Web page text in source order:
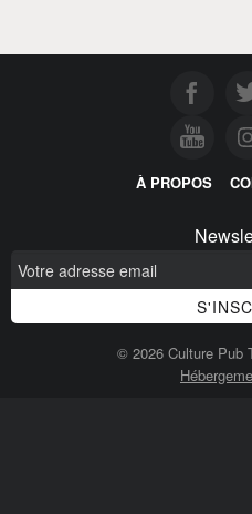
À PROPOS
© 2026 Culture Pub